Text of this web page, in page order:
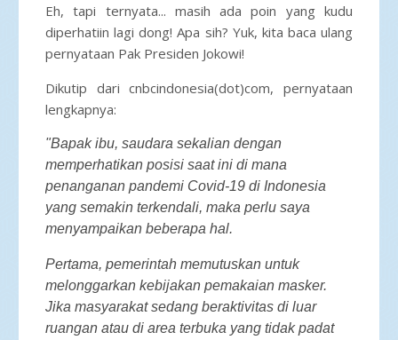
Eh, tapi ternyata... masih ada poin yang kudu
diperhatiin lagi dong! Apa sih? Yuk, kita baca ulang
pernyataan Pak Presiden Jokowi!
Dikutip dari cnbcindonesia(dot)com, pernyataan
lengkapnya:
"Bapak ibu, saudara sekalian dengan
memperhatikan posisi saat ini di mana
penanganan pandemi Covid-19 di Indonesia
yang semakin terkendali, maka perlu saya
menyampaikan beberapa hal.
Pertama, pemerintah memutuskan untuk
melonggarkan kebijakan pemakaian masker.
Jika masyarakat sedang beraktivitas di luar
ruangan atau di area terbuka yang tidak padat